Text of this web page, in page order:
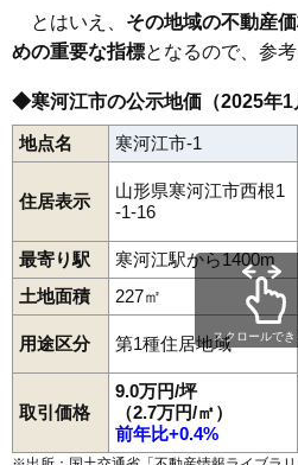
とはいえ、 その地域の不動産
めの重要な指標となるので、参考
◆寒河江市の公示地価（2025年1
地点名 寒河江市-1
住居表示
山形県寒河江市西根1
-1-16
最寄り駅 寒河江駅から1400m
土地面積
227㎡
用途区分 第1種住居地域
取引価格
9.0万円/坪
（2.7万円/㎡）
前年比+0.4%
スクロールでき